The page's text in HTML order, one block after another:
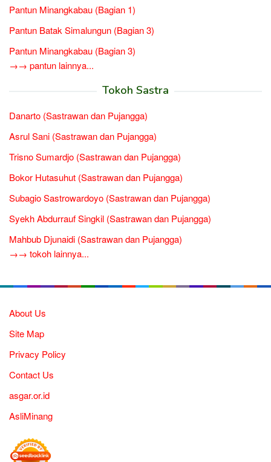
Pantun Minangkabau (Bagian 1)
Pantun Batak Simalungun (Bagian 3)
Pantun Minangkabau (Bagian 3)
→→ pantun lainnya...
Tokoh Sastra
Danarto (Sastrawan dan Pujangga)
Asrul Sani (Sastrawan dan Pujangga)
Trisno Sumardjo (Sastrawan dan Pujangga)
Bokor Hutasuhut (Sastrawan dan Pujangga)
Subagio Sastrowardoyo (Sastrawan dan Pujangga)
Syekh Abdurrauf Singkil (Sastrawan dan Pujangga)
Mahbub Djunaidi (Sastrawan dan Pujangga)
→→ tokoh lainnya...
About Us
Site Map
Privacy Policy
Contact Us
asgar.or.id
AsliMinang